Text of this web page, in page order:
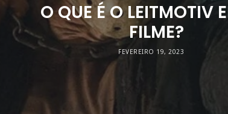
O QUE É O LEITMOTIV
FILME?
FEVEREIRO 19, 2023